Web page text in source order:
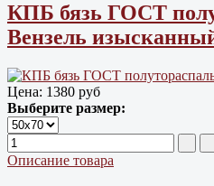
КПБ бязь ГОСТ
Вензель
Цена: 1380 руб
Выберите размер:
Описание товара